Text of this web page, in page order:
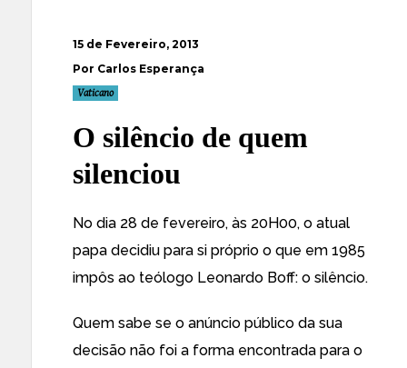
15 de Fevereiro, 2013
Por Carlos Esperança
Vaticano
O silêncio de quem
silenciou
No dia 28 de fevereiro, às 20H00, o atual
papa decidiu para si próprio o que em 1985
impôs ao teólogo Leonardo Boff: o silêncio.
Quem sabe se o anúncio público da sua
decisão não foi a forma encontrada para o